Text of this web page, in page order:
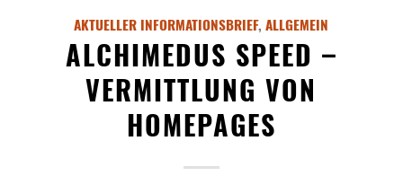
AKTUELLER INFORMATIONSBRIEF,ALLGEMEIN
ALCHIMEDUS SPEED –
VERMITTLUNG VON
HOMEPAGES